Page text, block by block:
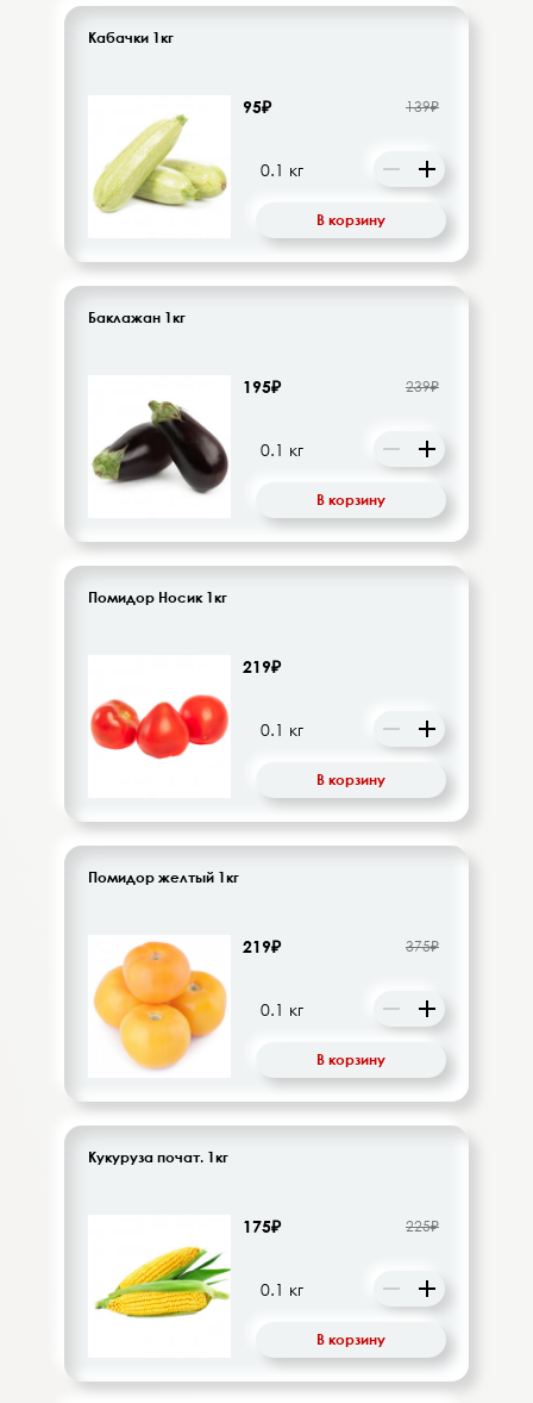
Кабачки 1кг
95₽ 139₽
В корзину
Баклажан 1кг
195₽ 239₽
В корзину
Помидор Носик 1кг
219₽
В корзину
Помидор желтый 1кг
219₽ 375₽
В корзину
Кукуруза почат. 1кг
175₽ 225₽
В корзину